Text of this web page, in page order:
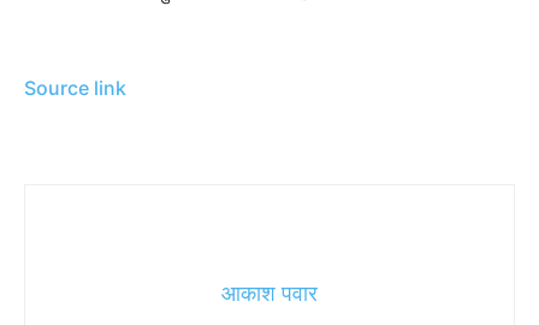
Source link
आकाश पवार